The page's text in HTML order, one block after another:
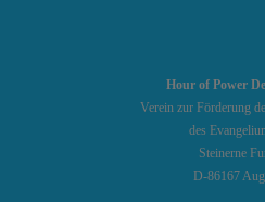
Hour of Power
Verein zur Förderung
des
Steinerne
D-86167